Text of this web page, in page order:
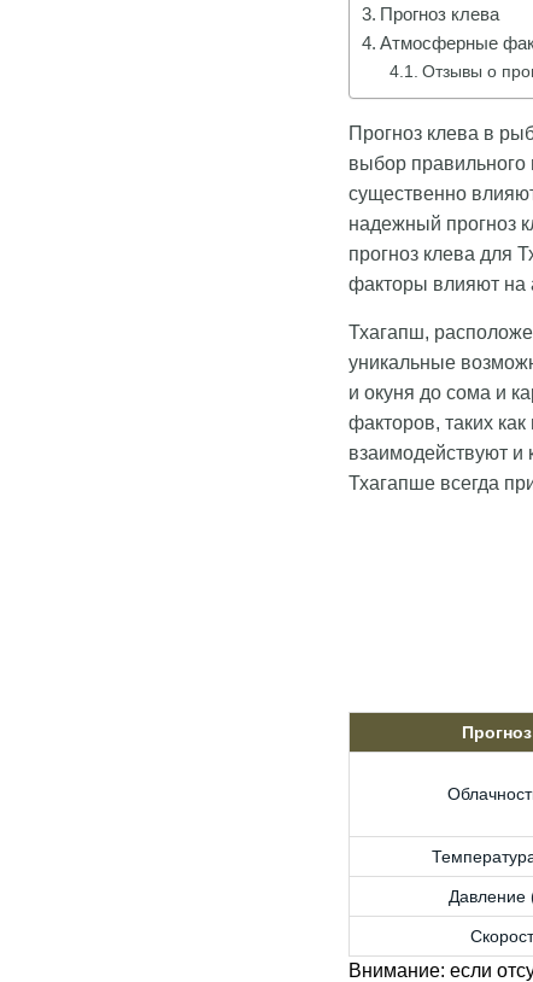
Прогноз клева
Атмосферные
Отзывы о
Прогноз клева в
выбор правильного
существенно
надежный прогноз
прогноз клева для
факторы влияют на
Тхагапш,
уникальные
и окуня до сома и
факторов, таких
взаимодействуют и
Тхагапше всегда
Давление
Внимание: если